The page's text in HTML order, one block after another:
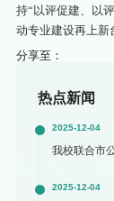
持“以评促建、以
动专业建设再上新
分享至：
热点新闻
2025-12-04
我校联合市
2025-12-04